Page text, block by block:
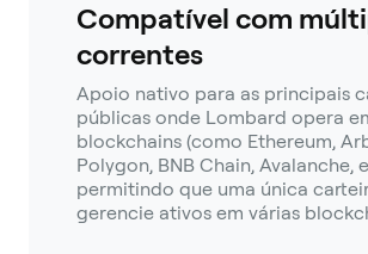
Compatível com
correntes
Apoio nativo para as principais
públicas onde Lombard opera
blockchains (como Ethereum,
Polygon, BNB Chain, Avalanche,
permitindo que uma única
gerencie ativos em várias